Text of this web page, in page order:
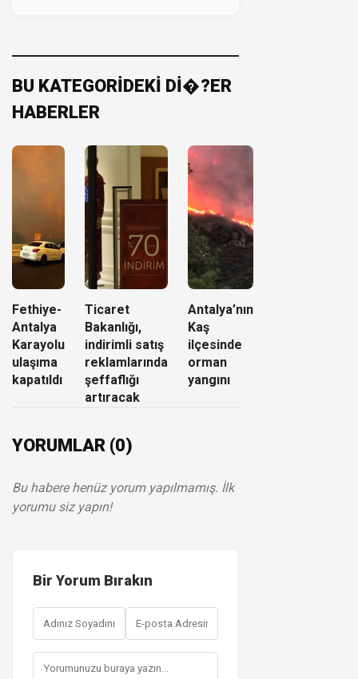
BU KATEGORİDEKİ Dİ�?ER
HABERLER
Fethiye-
Antalya
Karayolu
ulaşıma
kapatıldı
Ticaret
Bakanlığı,
indirimli satış
reklamlarında
şeffaflığı
artıracak
Antalya’nın
Kaş
ilçesinde
orman
yangını
YORUMLAR (0)
Bu habere henüz yorum yapılmamış. İlk
yorumu siz yapın!
Bir Yorum Bırakın